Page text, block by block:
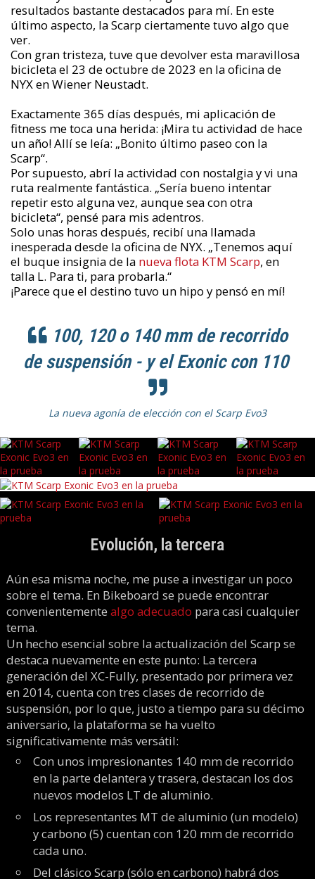
resultados bastante destacados para mí. En este
último aspecto, la Scarp ciertamente tuvo algo que
ver.
Con gran tristeza, tuve que devolver esta maravillosa
bicicleta el 23 de octubre de 2023 en la oficina de
NYX en Wiener Neustadt.
Exactamente 365 días después, mi aplicación de
fitness me toca una herida: ¡Mira tu actividad de hace
un año! Allí se leía: „Bonito último paseo con la
Scarp“.
Por supuesto, abrí la actividad con nostalgia y vi una
ruta realmente fantástica. „Sería bueno intentar
repetir esto alguna vez, aunque sea con otra
bicicleta“, pensé para mis adentros.
Solo unas horas después, recibí una llamada
inesperada desde la oficina de NYX. „Tenemos aquí
el buque insignia de la nueva flota KTM Scarp, en
talla L. Para ti, para probarla.“
¡Parece que el destino tuvo un hipo y pensó en mí!
100, 120 o 140 mm de recorrido
de suspensión - y el Exonic con 110
La nueva agonía de elección con el Scarp Evo3
Evolución, la tercera
Aún esa misma noche, me puse a investigar un poco
sobre el tema. En Bikeboard se puede encontrar
convenientemente algo adecuado para casi cualquier
tema.
Un hecho esencial sobre la actualización del Scarp se
destaca nuevamente en este punto: La tercera
generación del XC-Fully, presentado por primera vez
en 2014, cuenta con tres clases de recorrido de
suspensión, por lo que, justo a tiempo para su décimo
aniversario, la plataforma se ha vuelto
significativamente más versátil:
Con unos impresionantes 140 mm de recorrido
en la parte delantera y trasera, destacan los dos
nuevos modelos LT de aluminio.
Los representantes MT de aluminio (un modelo)
y carbono (5) cuentan con 120 mm de recorrido
cada uno.
Del clásico Scarp (sólo en carbono) habrá dos